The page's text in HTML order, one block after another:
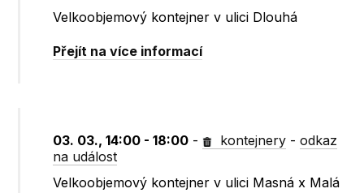
Velkoobjemový kontejner v ulici Dlouhá
Přejít na více informací
03. 03., 14:00 - 18:00 - kontejnery -odkaz
na událost
Velkoobjemový kontejner v ulici Masná x Malá